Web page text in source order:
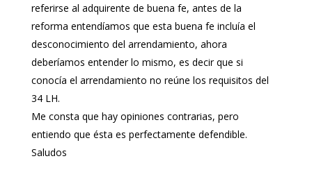
referirse al adquirente de buena fe, antes de la
reforma entendíamos que esta buena fe incluía el
desconocimiento del arrendamiento, ahora
deberíamos entender lo mismo, es decir que si
conocía el arrendamiento no reúne los requisitos del
34 LH.
Me consta que hay opiniones contrarias, pero
entiendo que ésta es perfectamente defendible.
Saludos